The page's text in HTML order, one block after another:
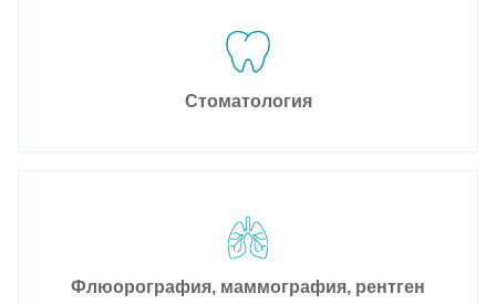
Стоматология
Флюорография, маммография, рентген